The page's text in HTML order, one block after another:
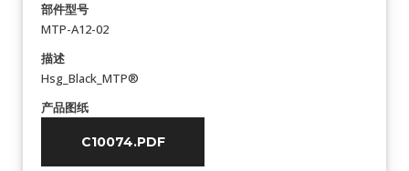
部件型号
MTP-A12-02
描述
Hsg_Black_MTP®
产品图纸
C10074.PDF